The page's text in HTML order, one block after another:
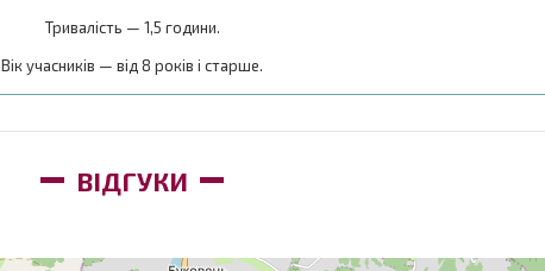
Тривалість — 1,5 години.
Вік учасників — від 8 років і старше.
ВІДГУКИ